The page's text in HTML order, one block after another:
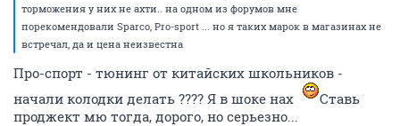
торможения у них не ахти.. на одном из форумов мне
порекомендовали Sparco, Pro-sport ... но я таких марок в магазинах не
встречал, да и цена неизвестна
Про-спорт - тюнинг от китайских школьников -
начали колодки делать ???? Я в шоке нах
Ставь
проджект мю тогда, дорого, но серьезно...